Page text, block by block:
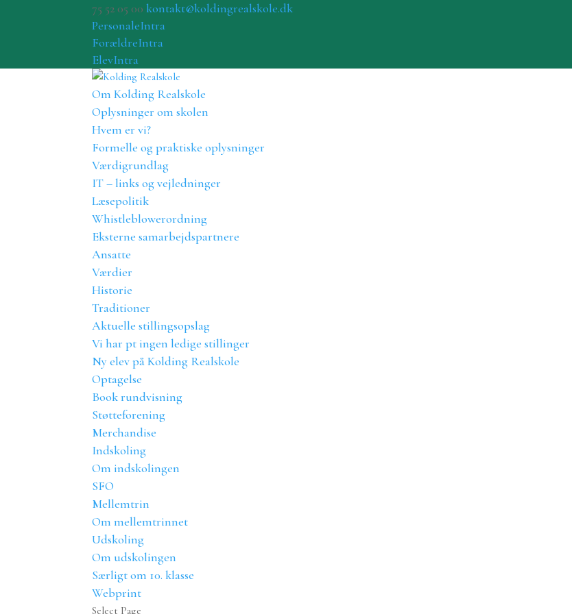
75 52 05 00 kontakt@koldingrealskole.dk
PersonaleIntra
ForældreIntra
ElevIntra
Om Kolding Realskole
Oplysninger om skolen
Hvem er vi?
Formelle og praktiske oplysninger
Værdigrundlag
IT – links og vejledninger
Læsepolitik
Whistleblowerordning
Eksterne samarbejdspartnere
Ansatte
Værdier
Historie
Traditioner
Aktuelle stillingsopslag
Vi har pt ingen ledige stillinger
Ny elev på Kolding Realskole
Optagelse
Book rundvisning
Støtteforening
Merchandise
Indskoling
Om indskolingen
SFO
Mellemtrin
Om mellemtrinnet
Udskoling
Om udskolingen
Særligt om 10. klasse
Webprint
Select Page